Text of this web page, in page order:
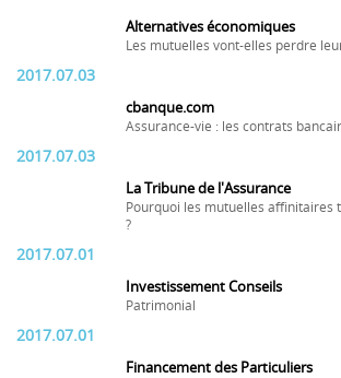
Alternatives économiques
Les mutuelles vont-elles perdre
2017.07.03
cbanque.com
Assurance-vie : les contrats
2017.07.03
La Tribune de l'Assurance
Pourquoi les mutuelles affinitaires
?
2017.07.01
Investissement Conseils
Patrimonial
2017.07.01
Financement des Particuliers